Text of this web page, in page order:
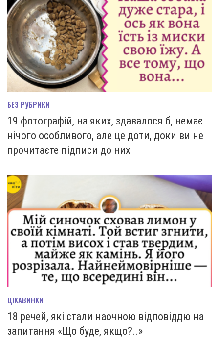
БЕЗ РУБРИКИ
19 фотографій, на яких, здавалося б, немає
нічого особливого, але це доти, доки ви не
прочитаєте підписи до них
ЦІКАВИНКИ
18 речей, які стали наочною відповіддю на
запитання «Що буде, якщо?..»